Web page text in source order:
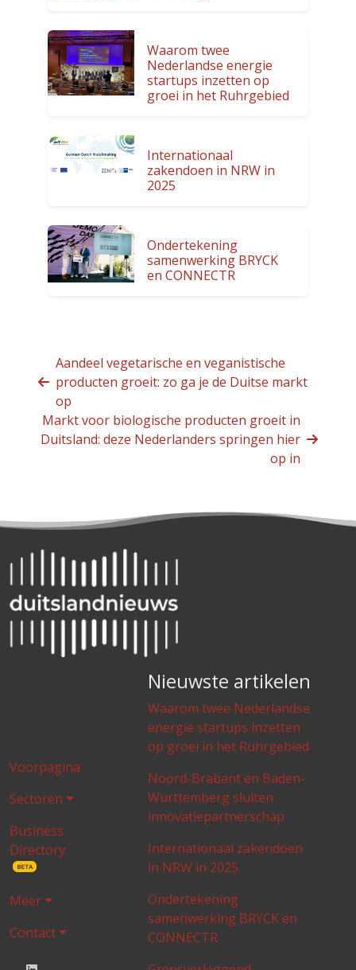
Waarom twee
Nederlandse energie
startups inzetten op
groei in het Ruhrgebied
Internationaal
zakendoen in NRW in
2025
Ondertekening
samenwerking BRYCK
en CONNECTR
Aandeel vegetarische en veganistische
producten groeit: zo ga je de Duitse markt
op
Markt voor biologische producten groeit in
Duitsland: deze Nederlanders springen hier
op in
Voorpagina
Sectoren
Business
Directory
BETA
Meer
Contact
Nieuwste artikelen
Waarom twee Nederlandse
energie startups inzetten
op groei in het Ruhrgebied
Noord-Brabant en Baden-
Württemberg sluiten
innovatiepartnerschap
Internationaal zakendoen
in NRW in 2025
Ondertekening
samenwerking BRYCK en
CONNECTR